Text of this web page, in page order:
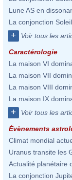
Lune AS en
La conjonction
+ Voir tous les
Caractérologie
La maison VI
La maison VII
La maison VIII
La maison IX
+ Voir tous les
Évènements
Climat mondial
Uranus transite les
Actualité planétaire
La conjonction